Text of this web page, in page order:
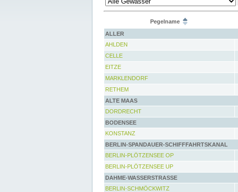
Pegelname
ALLER
AHLDEN
CELLE
EITZE
MARKLENDORF
RETHEM
ALTE MAAS
DORDRECHT
BODENSEE
KONSTANZ
BERLIN-SPANDAUER-SCHIFFFAHRTSKANAL
BERLIN-PLÖTZENSEE OP
BERLIN-PLÖTZENSEE UP
DAHME-WASSERSTRASSE
BERLIN-SCHMÖCKWITZ